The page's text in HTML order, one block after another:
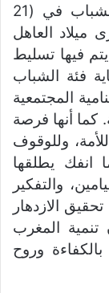
يحرص المغرب على الاحتفال بعيد الشباب في (21
العاهل
فيها تسليط
فئة الشباب
المجتمعية
كما أنها فرصة
وللوقوف
انفك يطلقها
والتفكير
الازدهار
المغرب
وروح